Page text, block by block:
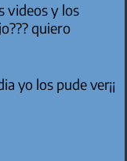
videos y los
quiero
yo los pude ver¡¡